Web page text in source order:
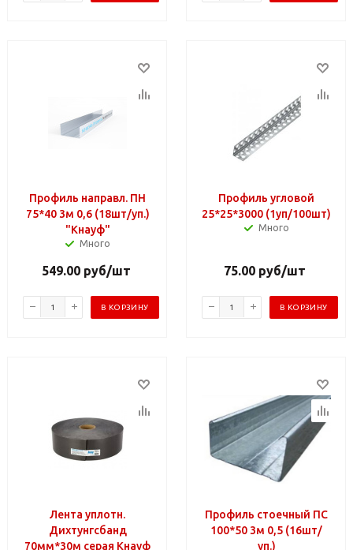
Профиль направл. ПН
75*40 3м 0,6 (18шт/уп.)
"Кнауф"
Много
549.00руб/шт
В КОРЗИНУ
Профиль угловой
25*25*3000 (1уп/100шт)
Много
75.00 руб/шт
В КОРЗИНУ
Лента уплотн.
Дихтунгсбанд
70мм*30м серая Кнауф
Профиль стоечный ПС
100*50 3м 0,5 (16шт/
уп.)